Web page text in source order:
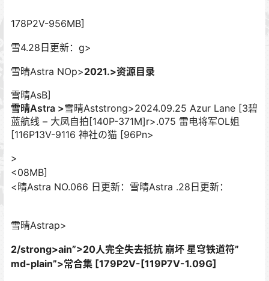
178P2V-956MB]
雪4.28日更新： g>
雪晴Astra NOp>2021.>资源目录
雪晴AsB]
雪晴Astra >雪晴Aststrong>2024.09.25 Azur Lane [3碧
蓝航线 – 大凤自拍[140P-371M]r>.075 雷电将军OL姐
[116P13V-9116 神社の猫 [96Pn>
>
<08MB]
<晴Astra NO.066 日更新：雪晴Astra .28日更新：
雪晴Astrap>
2/strong>ain”>20人完全失去抵抗 崩坏 星穹铁道符”
md-plain”>常合集 [179P2V-[119P7V-1.09G]